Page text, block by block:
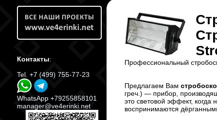
Контакты:
Tel. +7 (499) 755-77-23
WhatsApp +79255858101
manager@ve4erinki.net
Профессиональный
Предлагаем Вам
греч.) — прибор,
это световой эффект,
воспринимаются